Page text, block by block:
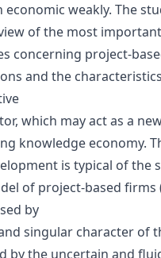
economic weakly. The
of the most
concerning project-
and the
which may act as a
knowledge economy.
is typical of the
of project-based firms
by
singular character of
by the uncertain and